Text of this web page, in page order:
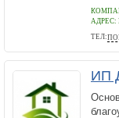
АДРЕС:
ТЕЛ:+7
ИП